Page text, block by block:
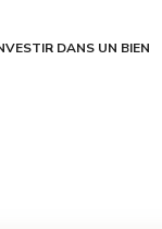
DANS UN BIEN